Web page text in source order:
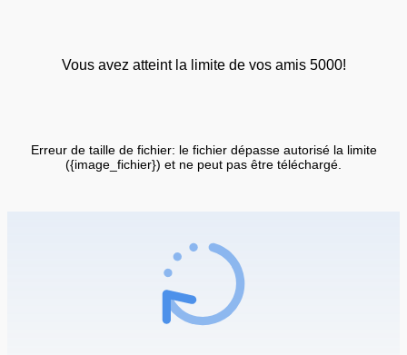
Vous avez atteint la limite de vos amis 5000!
Erreur de taille de fichier: le fichier dépasse autorisé la limite
({image_fichier}) et ne peut pas être téléchargé.